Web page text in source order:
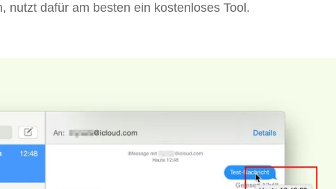
nutzt dafür am besten ein kostenloses Tool.